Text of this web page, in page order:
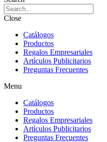
Close
Catálogos
Productos
Regalos Empresariales
Artículos Publicitarios
Preguntas Frecuentes
Menu
Catálogos
Productos
Regalos Empresariales
Artículos Publicitarios
Preguntas Frecuentes